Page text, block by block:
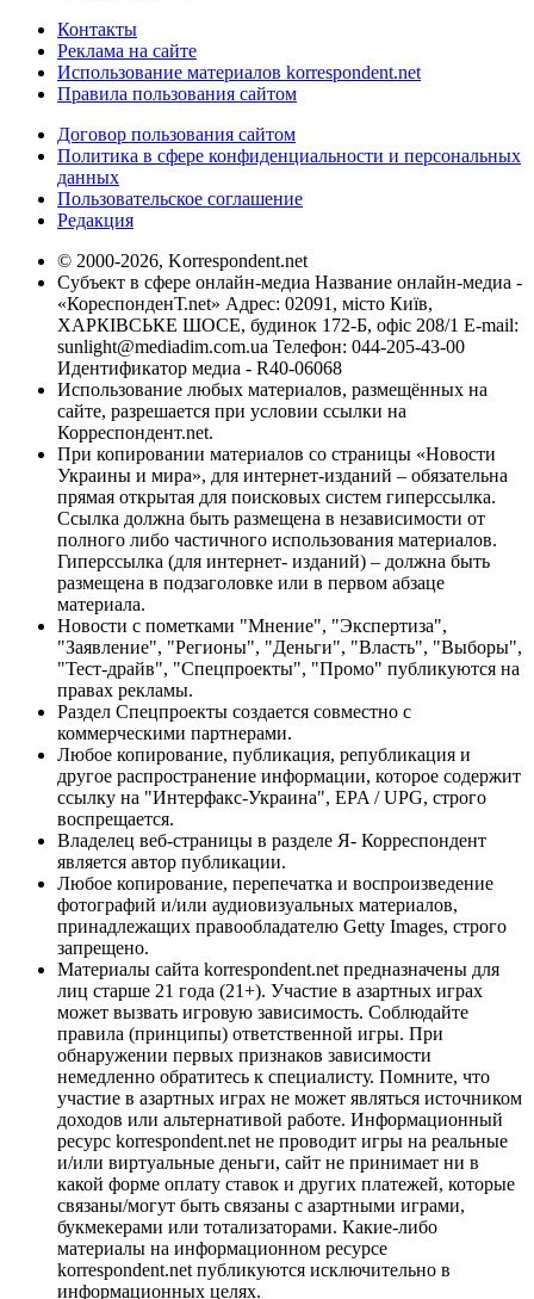
Контакты
Реклама на сайте
Использование материалов korrespondent.net
Правила пользования сайтом
Договор пользования сайтом
Политика в сфере конфиденциальности и персональных
данных
Пользовательское соглашение
Редакция
© 2000-2026, Korrespondent.net
Субъект в сфере онлайн-медиа Название онлайн-медиа -
«КореспонденТ.net» Адрес: 02091, місто Київ,
ХАРКІВСЬКЕ ШОСЕ, будинок 172-Б, офіс 208/1 E-mail:
sunlight@mediadim.com.ua Телефон: 044-205-43-00
Идентификатор медиа - R40-06068
Использование любых материалов, размещённых на
сайте, разрешается при условии ссылки на
Корреспондент.net.
При копировании материалов со страницы «Новости
Украины и мира», для интернет-изданий – обязательна
прямая открытая для поисковых систем гиперссылка.
Ссылка должна быть размещена в независимости от
полного либо частичного использования материалов.
Гиперссылка (для интернет- изданий) – должна быть
размещена в подзаголовке или в первом абзаце
материала.
Новости с пометками "Мнение", "Экспертиза",
"Заявление", "Регионы", "Деньги", "Власть", "Выборы",
"Тест-драйв", "Спецпроекты", "Промо" публикуются на
правах рекламы.
Раздел Спецпроекты создается совместно с
коммерческими партнерами.
Любое копирование, публикация, републикация и
другое распространение информации, которое содержит
ссылку на "Интерфакс-Украина", EPA / UPG, строго
воспрещается.
Владелец веб-страницы в разделе Я- Корреспондент
является автор публикации.
Любое копирование, перепечатка и воспроизведение
фотографий и/или аудиовизуальных материалов,
принадлежащих правообладателю Getty Images, строго
запрещено.
Материалы сайта korrespondent.net предназначены для
лиц старше 21 года (21+). Участие в азартных играх
может вызвать игровую зависимость. Соблюдайте
правила (принципы) ответственной игры. При
обнаружении первых признаков зависимости
немедленно обратитесь к специалисту. Помните, что
участие в азартных играх не может являться источником
доходов или альтернативой работе. Информационный
ресурс korrespondent.net не проводит игры на реальные
и/или виртуальные деньги, сайт не принимает ни в
какой форме оплату ставок и других платежей, которые
связаны/могут быть связаны с азартными играми,
букмекерами или тотализаторами. Какие-либо
материалы на информационном ресурсе
korrespondent.net публикуются исключительно в
информационных целях.